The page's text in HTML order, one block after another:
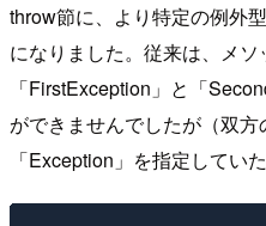
throw節に、より特定の例外
になりました。従来は、メ
「FirstException」と「
ができませんでしたが（双方
「Exception」を指定していた